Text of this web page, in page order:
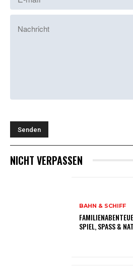
NICHT VERPASSEN
BAHN & SCHIFF
SPIEL, SPASS &